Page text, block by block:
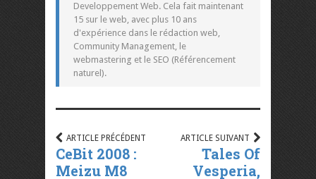
Developpement Web. Cela fait maintenant
15 sur le web, avec plus 10 ans
d'expérience dans le rédaction web,
Community Management, le
webmastering et le SEO (Référencement
naturel).
ARTICLE PRÉCÉDENT
CeBit 2008 :
Meizu M8
ARTICLE SUIVANT
Tales Of
Vesperia,